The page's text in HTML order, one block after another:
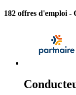
182 offres d'emploi -